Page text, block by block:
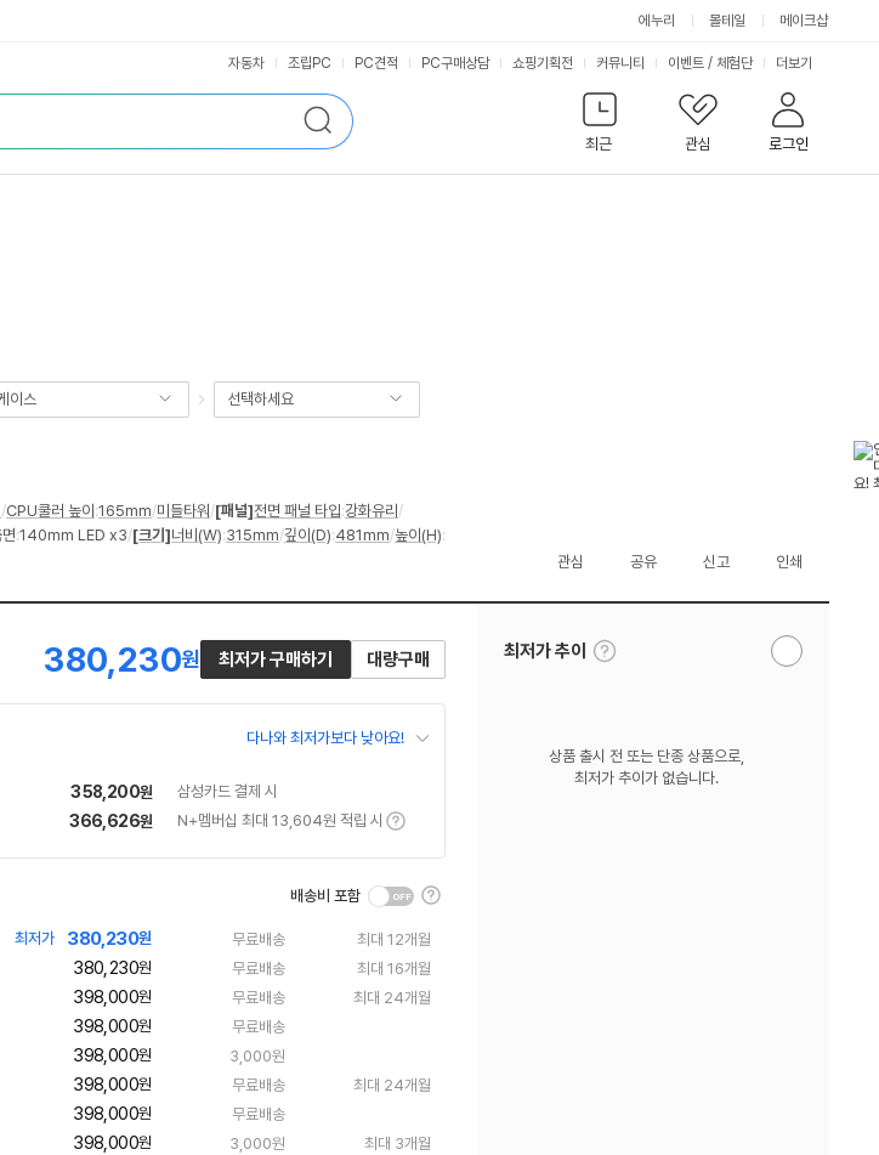
에누리 몰테일
메이크샵
검
색
최근
관심 로그인
자동차 조립PC PC견적 PC구매상담 쇼핑기획전 커뮤니티 이벤트 / 체험단 서
비
스
더보기
이스 선택하세요
/CPU쿨러 높이 :165mm/미들타워 /[패널]전면 패널 타입:강화유리 /
:140mm LED x3/[크기]너비(W):315mm/깊이(D):481mm/높이(H):
관심 공유 신고 인쇄
380,230원 최저가 구매하기 대량구매
다나와 최저가보다 낮아요!
358,200원
삼성카드 결제 시
366,626원 N+멤버십 최대 13,604원 적립 시 툴팁보기
배송비 포함
툴
팁
보
기
최저가 380,230원 무료배송 최대 12개월
380,230원
빠
배
송
무료배송 최대 16개월
398,000원
빠
배
송
무료배송 최대 24개월
398,000원
빠
배
송
무료배송
398,000원 3,000원
398,000원
빠
배
송
무료배송 최대 24개월
398,000원 무료배송
398,000원 3,000원 최대 3개월
최저가 추이
툴
팁
알
상품 출시 전 또는 단종 상품으로,
최저가 추이가 없습니다.